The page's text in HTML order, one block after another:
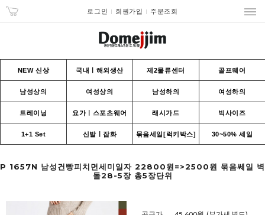
로그인 회원가입 주문조회
NEW 신상 국내ㅣ해외생산 제2물류센터 골프웨어
남성상의 여성상의 남성하의 여성하의
트레이닝 요가ㅣ스포츠웨어 래시가드 빅사이즈
1+1 Set 신발ㅣ잡화 묶음세일[럭키박스] 30~50% 세일
P 1657N 남성건빵피치면세미일자 22800원=>2500원 묶음쎄일 벽
돌28-5장 총5장단위